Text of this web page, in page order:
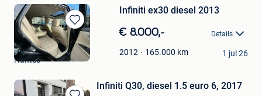
Bewaren
in
Mijn
Favorieten
Infiniti ex30 diesel 2013
€ 8.000,- Details
2012 165.000 km
Éric
Nantes
1 jul 26
Infiniti Q30, diesel 1.5 euro 6, 2017